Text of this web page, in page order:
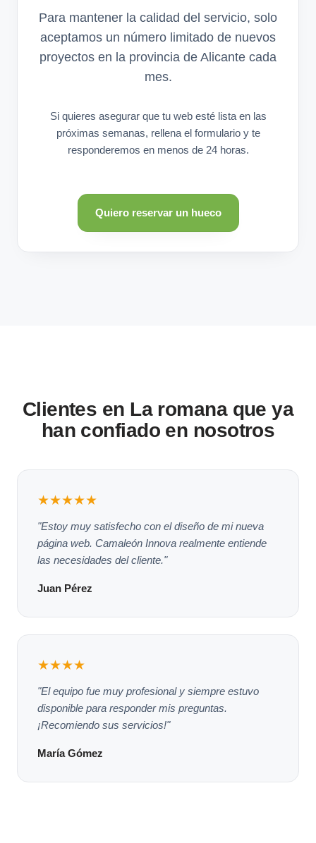
Para mantener la calidad del servicio, solo
aceptamos un número limitado de nuevos
proyectos en la provincia de Alicante cada
mes.
Si quieres asegurar que tu web esté lista en las
próximas semanas, rellena el formulario y te
responderemos en menos de 24 horas.
Quiero reservar un hueco
Clientes en La romana que ya
han confiado en nosotros
★★★★★
"Estoy muy satisfecho con el diseño de mi nueva
página web. Camaleón Innova realmente entiende
las necesidades del cliente."
Juan Pérez
★★★★
"El equipo fue muy profesional y siempre estuvo
disponible para responder mis preguntas.
¡Recomiendo sus servicios!"
María Gómez